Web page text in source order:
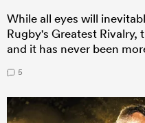
While all eyes will
Rugby's Greatest
and it has never been
5